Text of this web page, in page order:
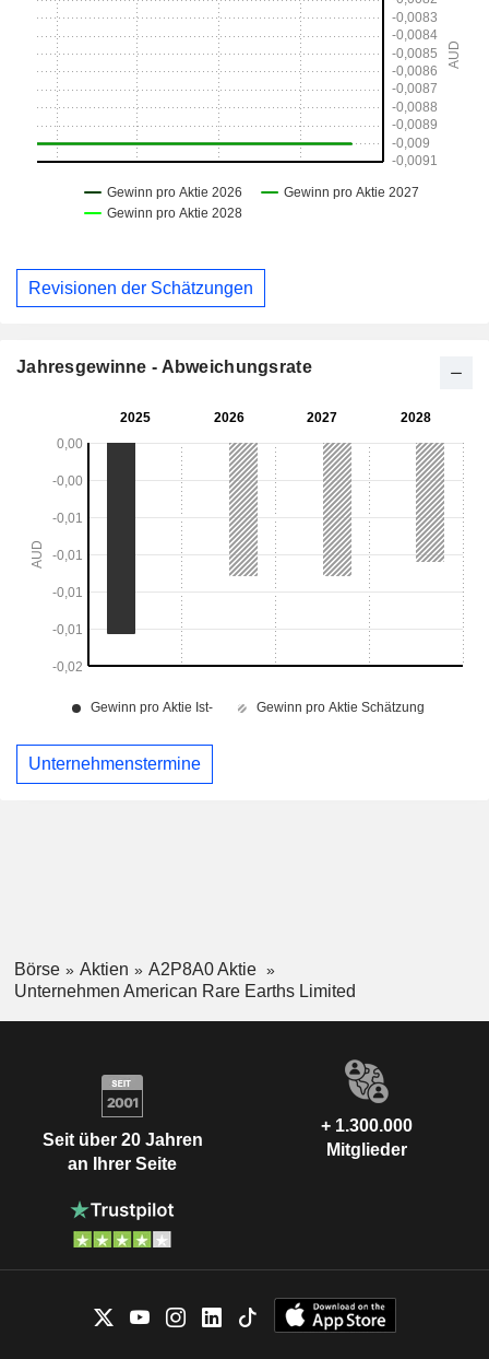
Revisionen der Schätzungen
Jahresgewinne - Abweichungsrate
Unternehmenstermine
Börse Aktien
A2P8A0 Aktie
Unternehmen American Rare Earths Limited
Seit über 20 Jahren
an Ihrer Seite
+ 1.300.000
Mitglieder